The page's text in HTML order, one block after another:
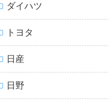
ダイハツ
トヨタ
日産
日野